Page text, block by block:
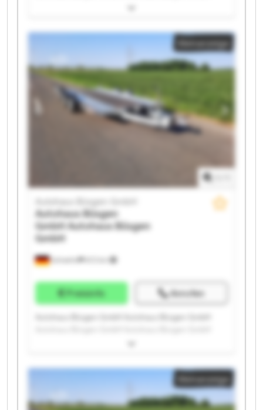
Autohaus Büsgen GmbH Autohaus Büsgen GmbH
Autohaus Büsgen GmbH Autohaus Büsgen GmbH
Autohaus Büsgen GmbH Autohaus Büsgen GmbH
Autohaus Büsgen GmbH Autohaus Büsgen GmbH
Autohaus Büsgen GmbH Autohaus Büsgen GmbH
Autohaus Büsgen GmbH Autohaus Büsgen GmbH
Autohaus Büsgen GmbH Autohaus Büsgen GmbH
Kleinanzeige
Schwelm
Autohaus Büsgen GmbH
Autohaus Büsgen
GmbHAutohaus Büsgen
GmbH
Preisinfo Anrufen
Autohaus Büsgen GmbH Autohaus Büsgen GmbH
Autohaus Büsgen GmbH Autohaus Büsgen GmbH
Autohaus Büsgen GmbH Autohaus Büsgen GmbH
Autohaus Büsgen GmbH Autohaus Büsgen GmbH
Autohaus Büsgen GmbH Autohaus Büsgen GmbH
Autohaus Büsgen GmbH Autohaus Büsgen GmbH
Kleinanzeige